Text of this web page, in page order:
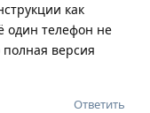
как
один телефон не
версия
Ответить